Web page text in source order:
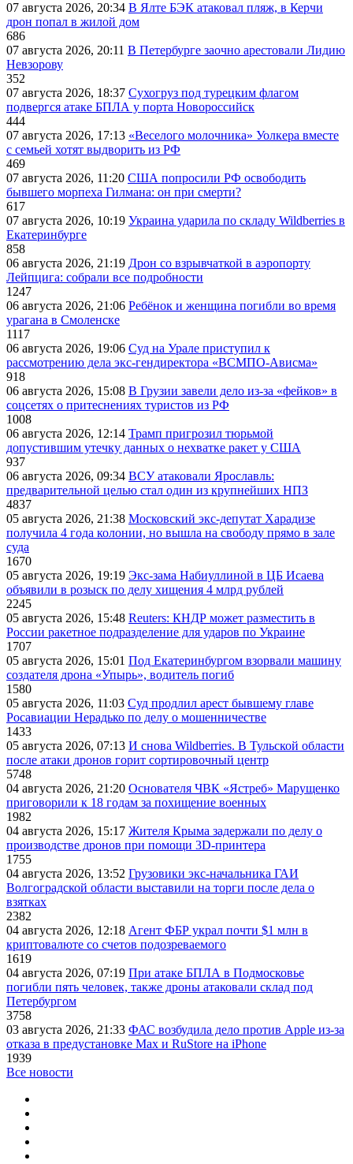
07 августа 2026, 20:34 В Ялте БЭК атаковал пляж, в Керчи
дрон попал в жилой дом
686
07 августа 2026, 20:11 В Петербурге заочно арестовали Лидию
Невзорову
352
07 августа 2026, 18:37 Сухогруз под турецким флагом
подвергся атаке БПЛА у порта Новороссийск
444
07 августа 2026, 17:13 «Веселого молочника» Уолкера вместе
с семьей хотят выдворить из РФ
469
07 августа 2026, 11:20 США попросили РФ освободить
бывшего морпеха Гилмана: он при смерти?
617
07 августа 2026, 10:19 Украина ударила по складу Wildberries в
Екатеринбурге
858
06 августа 2026, 21:19 Дрон со взрывчаткой в аэропорту
Лейпцига: собрали все подробности
1247
06 августа 2026, 21:06 Ребёнок и женщина погибли во время
урагана в Смоленске
1117
06 августа 2026, 19:06 Суд на Урале приступил к
рассмотрению дела экс-гендиректора «ВСМПО-Ависма»
918
06 августа 2026, 15:08 В Грузии завели дело из-за «фейков» в
соцсетях о притеснениях туристов из РФ
1008
06 августа 2026, 12:14 Трамп пригрозил тюрьмой
допустившим утечку данных о нехватке ракет у США
937
06 августа 2026, 09:34 ВСУ атаковали Ярославль:
предварительной целью стал один из крупнейших НПЗ
4837
05 августа 2026, 21:38 Московский экс-депутат Харадизе
получила 4 года колонии, но вышла на свободу прямо в зале
суда
1670
05 августа 2026, 19:19 Экс-зама Набиуллиной в ЦБ Исаева
объявили в розыск по делу хищения 4 млрд рублей
2245
05 августа 2026, 15:48 Reuters: КНДР может разместить в
России ракетное подразделение для ударов по Украине
1707
05 августа 2026, 15:01 Под Екатеринбургом взорвали машину
создателя дрона «Упырь», водитель погиб
1580
05 августа 2026, 11:03 Суд продлил арест бывшему главе
Росавиации Нерадько по делу о мошенничестве
1433
05 августа 2026, 07:13 И снова Wildberries. В Тульской области
после атаки дронов горит сортировочный центр
5748
04 августа 2026, 21:20 Основателя ЧВК «Ястреб» Марущенко
приговорили к 18 годам за похищение военных
1982
04 августа 2026, 15:17 Жителя Крыма задержали по делу о
производстве дронов при помощи 3D‑принтера
1755
04 августа 2026, 13:52 Грузовики экс-начальника ГАИ
Волгоградской области выставили на торги после дела о
взятках
2382
04 августа 2026, 12:18 Агент ФБР украл почти $1 млн в
криптовалюте со счетов подозреваемого
1619
04 августа 2026, 07:19 При атаке БПЛА в Подмосковье
погибли пять человек, также дроны атаковали склад под
Петербургом
3758
03 августа 2026, 21:33 ФАС возбудила дело против Apple из-за
отказа в предустановке Max и RuStore на iPhone
1939
Все новости